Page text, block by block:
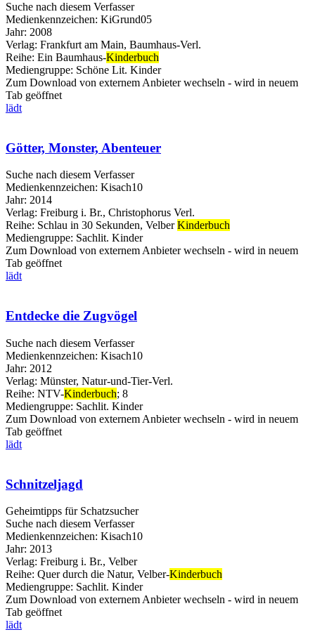
Suche nach diesem Verfasser
Medienkennzeichen: KiGrund05
Jahr: 2008
Verlag: Frankfurt am Main, Baumhaus-Verl.
Reihe: Ein Baumhaus-Kinderbuch
Mediengruppe: Schöne Lit. Kinder
Zum Download von externem Anbieter wechseln - wird in neuem
Tab geöffnet
lädt
Götter, Monster, Abenteuer
Suche nach diesem Verfasser
Medienkennzeichen: Kisach10
Jahr: 2014
Verlag: Freiburg i. Br., Christophorus Verl.
Reihe: Schlau in 30 Sekunden, VelberKinderbuch
Mediengruppe: Sachlit. Kinder
Zum Download von externem Anbieter wechseln - wird in neuem
Tab geöffnet
lädt
Entdecke die Zugvögel
Suche nach diesem Verfasser
Medienkennzeichen: Kisach10
Jahr: 2012
Verlag: Münster, Natur-und-Tier-Verl.
Reihe: NTV-Kinderbuch; 8
Mediengruppe: Sachlit. Kinder
Zum Download von externem Anbieter wechseln - wird in neuem
Tab geöffnet
lädt
Schnitzeljagd
Geheimtipps für Schatzsucher
Suche nach diesem Verfasser
Medienkennzeichen: Kisach10
Jahr: 2013
Verlag: Freiburg i. Br., Velber
Reihe: Quer durch die Natur, Velber-Kinderbuch
Mediengruppe: Sachlit. Kinder
Zum Download von externem Anbieter wechseln - wird in neuem
Tab geöffnet
lädt